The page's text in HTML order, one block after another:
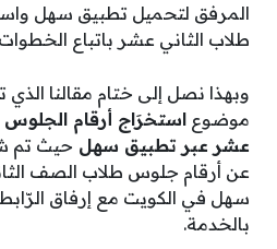
المرفق لتحميل تطبيق سهل
طلاب الثاني عشر باتباع
وبهذا نصل إلى ختام مقالنا الذي
موضوع استخرَاج أرقام
عشر عبر تطبيق سهل حيث تم
عن أرقام جلوس طلاب الصف
سهل في الكويت مع إرفاق
بالخدمة.